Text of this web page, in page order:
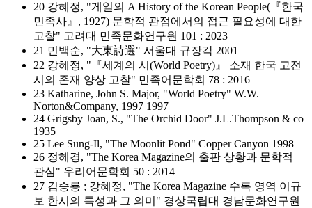
20 강혜정, "게일의 A History of the Korean People(『한국
민족사』, 1927) 문학적 관점에서의 접근 필요성에 대한
고찰" 고려대 민족문화연구원 101 : 2023
21 민백순, "大東詩選" 서울대 규장각 2001
22 강혜정, "『세계의 시(World Poetry)』 소재 한국 고전
시의 존재 양상 고찰" 민족어문학회 78 : 2016
23 Katharine, John S. Major, "World Poetry" W.W.
Norton&Company, 1997 1997
24 Grigsby Joan, S., "The Orchid Door" J.L.Thompson & co
1935
25 Lee Sung-Il, "The Moonlit Pond" Copper Canyon 1998
26 정혜경, "The Korea Magazine의 출판 상황과 문학적
관심" 우리어문학회 50 : 2014
27 김승룡 ; 강혜정, "The Korea Magazine 수록 영역 이규
보 한시의 특성과 그 의미" 경상국립대 경남문화연구원